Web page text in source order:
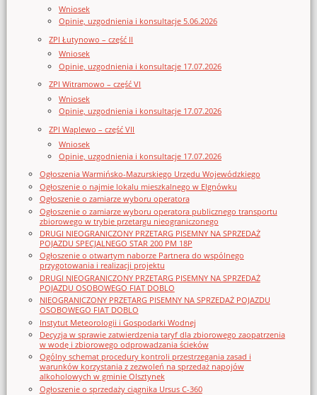
Wniosek
Opinie, uzgodnienia i konsultacje 5.06.2026
ZPI Łutynowo – część II
Wniosek
Opinie, uzgodnienia i konsultacje 17.07.2026
ZPI Witramowo – część VI
Wniosek
Opinie, uzgodnienia i konsultacje 17.07.2026
ZPI Waplewo – część VII
Wniosek
Opinie, uzgodnienia i konsultacje 17.07.2026
Ogłoszenia Warmińsko-Mazurskiego Urzędu Wojewódzkiego
Ogłoszenie o najmie lokalu mieszkalnego w Elgnówku
Ogłoszenie o zamiarze wyboru operatora
Ogłoszenie o zamiarze wyboru operatora publicznego transportu
zbiorowego w trybie przetargu nieograniczonego
DRUGI NIEOGRANICZONY PRZETARG PISEMNY NA SPRZEDAŻ
POJAZDU SPECJALNEGO STAR 200 PM 18P
Ogłoszenie o otwartym naborze Partnera do wspólnego
przygotowania i realizacji projektu
DRUGI NIEOGRANICZONY PRZETARG PISEMNY NA SPRZEDAŻ
POJAZDU OSOBOWEGO FIAT DOBLO
NIEOGRANICZONY PRZETARG PISEMNY NA SPRZEDAŻ POJAZDU
OSOBOWEGO FIAT DOBLO
Instytut Meteorologii i Gospodarki Wodnej
Decyzja w sprawie zatwierdzenia taryf dla zbiorowego zaopatrzenia
w wodę i zbiorowego odprowadzania ścieków
Ogólny schemat procedury kontroli przestrzegania zasad i
warunków korzystania z zezwoleń na sprzedaż napojów
alkoholowych w gminie Olsztynek
Ogłoszenie o sprzedaży ciągnika Ursus C-360